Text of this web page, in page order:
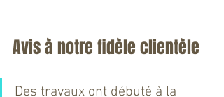
Avis à notre fidèle clientèle
Des travaux ont débuté à la